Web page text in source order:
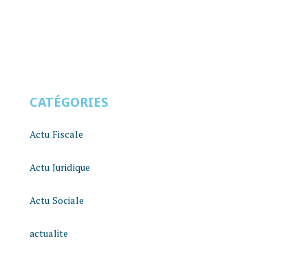
CATÉGORIES
Actu Fiscale
Actu Juridique
Actu Sociale
actualite